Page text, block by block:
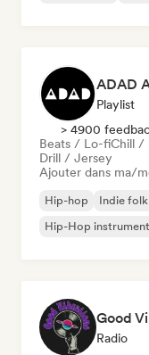
ADAD
Playlist
> 4900
Beats / Lo-fiChill /
Drill / Jersey
Ajouter dans ma/
Hip-hop Indie folk
Hip-Hop
Good
Radio